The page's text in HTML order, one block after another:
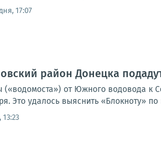
17:07
район Донецка
(«водомоста») от Южного водовода к
Это удалось выяснить «Блокноту»